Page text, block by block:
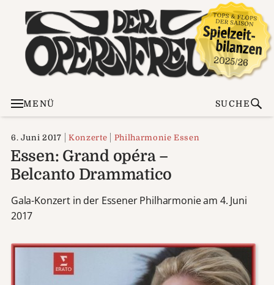
MENÜ SUCHE
6. Juni 2017 Konzerte Philharmonie Essen
Essen: Grand opéra –
Belcanto Drammatico
Gala-Konzert in der Essener Philharmonie am 4. Juni
2017